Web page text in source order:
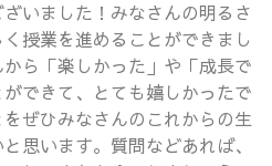
いました！みなさんの明るさ
授業を進めることができまし
ら「楽しかった」や「成長で
できて、とても嬉しかったで
ぜひみなさんのこれからの生
思います。質問などあれば、